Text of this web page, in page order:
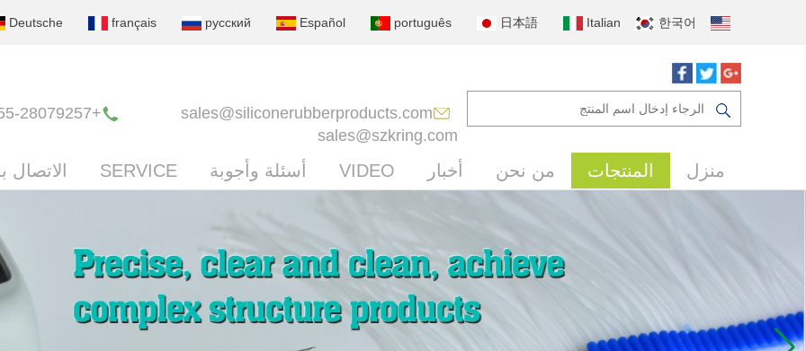
Deutsche français русский Español português 日本語 Italian 한국어
+86-0755-28079257
sales@siliconerubberproducts.com
sales@szkring.com
منزل المنتجات من نحن أخبار VIDEO أسئلة وأجوبة SERVICE الاتصال